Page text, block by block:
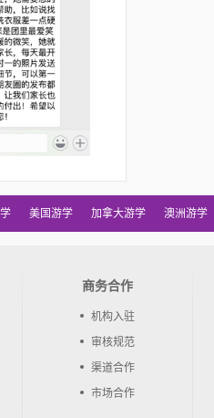
美国游学 加拿大游学 澳洲游学
商务合作
机构入驻
审核规范
渠道合作
市场合作